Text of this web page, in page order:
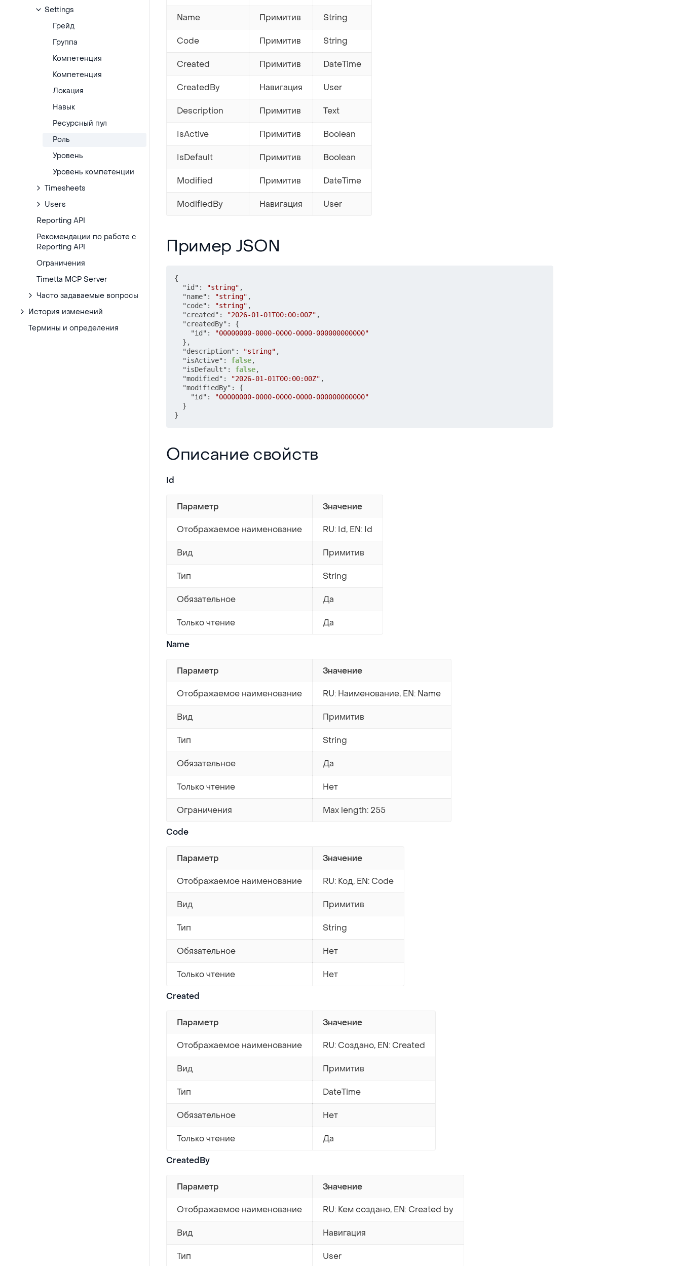
Settings
Грейд
Группа
Компетенция
Компетенция
Локация
Навык
Ресурсный пул
Роль
Уровень
Уровень компетенции
Timesheets
Users
Reporting API
Рекомендации по работе с
Reporting API
Ограничения
Timetta MCP Server
Часто задаваемые вопросы
История изменений
Термины и определения
Name Примитив String
Code Примитив String
Created Примитив DateTime
CreatedBy Навигация User
Description Примитив Text
IsActive Примитив Boolean
IsDefault Примитив Boolean
Modified Примитив DateTime
ModifiedBy Навигация User
Пример JSON
Пример JSON
{
"id" : "string" ,
"name" : "string" ,
"code" : "string" ,
"created" : "2026-01-01T00:00:00Z" ,
"createdBy" :
{
"id" :
"00000000-0000-0000-0000-000000000000"
} ,
"description" : "string" ,
"isActive" : false,
"isDefault" : false,
"modified" : "2026-01-01T00:00:00Z" ,
"modifiedBy" :
{
"id" :
"00000000-0000-0000-0000-000000000000"
}
}
Описание свойств
Описание свойств
Id
Параметр Значение
Отображаемое наименование RU: Id, EN: Id
Вид Примитив
Тип String
Обязательное Да
Только чтение Да
Name
Параметр Значение
Отображаемое наименование RU: Наименование, EN: Name
Вид Примитив
Тип String
Обязательное Да
Только чтение Нет
Ограничения Max length: 255
Code
Параметр Значение
Отображаемое наименование RU: Код, EN: Code
Вид Примитив
Тип String
Обязательное Нет
Только чтение Нет
Created
Параметр Значение
Отображаемое наименование RU: Создано, EN: Created
Вид Примитив
Тип DateTime
Обязательное Нет
Только чтение Да
CreatedBy
Параметр Значение
Отображаемое наименование RU: Кем создано, EN: Created by
Вид Навигация
Тип User